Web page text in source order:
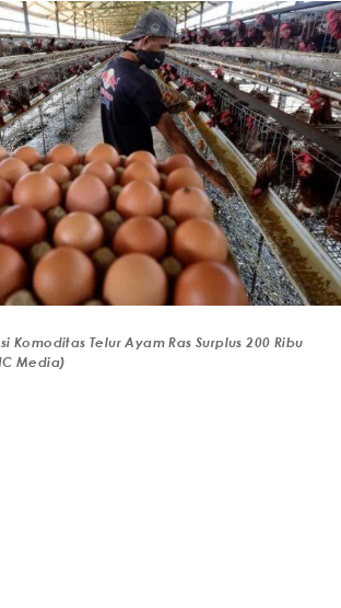
Komoditas Telur Ayam Ras Surplus 200 Ribu
Media)